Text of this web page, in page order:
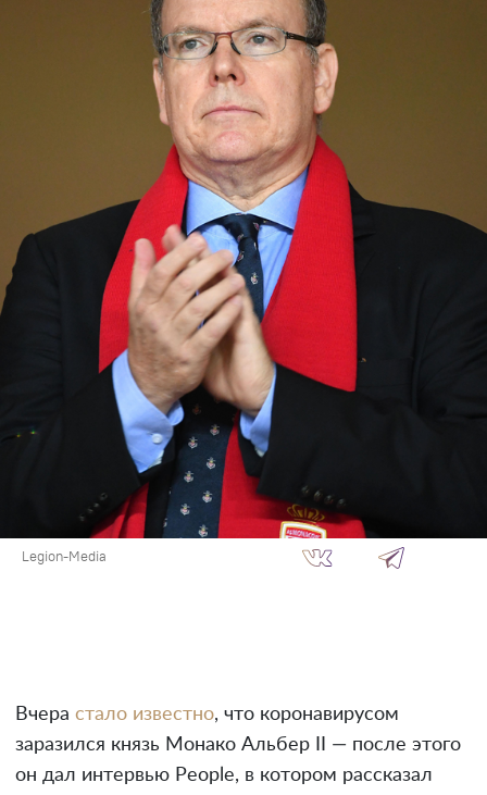
Legion-Media
Вчера стало известно, что коронавирусом
заразился князь Монако Альбер II — после этого
он дал интервью People, в котором рассказал